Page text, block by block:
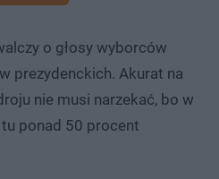
o głosy wyborców
prezydenckich. Akurat na
nie musi narzekać, bo w
ponad 50 procent